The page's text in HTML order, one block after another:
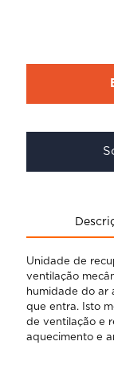
Unidade de
ventilação
humidade do ar
que entra. Isto
de ventilação e
aquecimento e